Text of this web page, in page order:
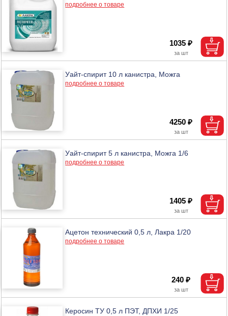
подробнее о товаре
1035 ₽
Уайт-спирит 10 л канистра, Можга
подробнее о товаре
4250 ₽
Уайт-спирит 5 л канистра, Можга 1/6
подробнее о товаре
1405 ₽
Ацетон технический 0,5 л, Лакра 1/20
подробнее о товаре
240 ₽
Керосин ТУ 0,5 л ПЭТ, ДПХИ 1/25